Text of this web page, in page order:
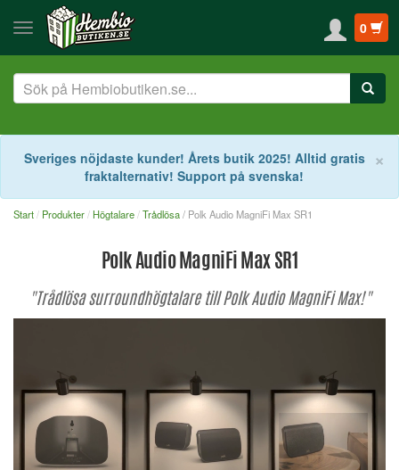
0
×
Sveriges nöjdaste kunder! Årets butik 2025! Alltid gratis
fraktalternativ! Support på svenska!
Start Produkter Högtalare Trådlösa/ Polk Audio MagniFi Max SR1
Polk Audio MagniFi Max SR1
"Trådlösa surroundhögtalare till Polk Audio MagniFi Max!"